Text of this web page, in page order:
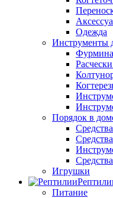
Одежда
Инструменты
Порядок в
Игрушки
Питание